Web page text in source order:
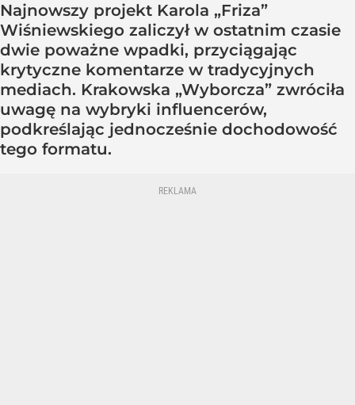
Najnowszy projekt Karola „Friza”
Wiśniewskiego zaliczył w ostatnim czasie
dwie poważne wpadki, przyciągając
krytyczne komentarze w tradycyjnych
mediach. Krakowska „Wyborcza” zwróciła
uwagę na wybryki influencerów,
podkreślając jednocześnie dochodowość
tego formatu.